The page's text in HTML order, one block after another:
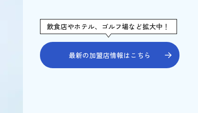
飲食店やホテル、ゴルフ場など拡大中！
最新の加盟店情報はこちら